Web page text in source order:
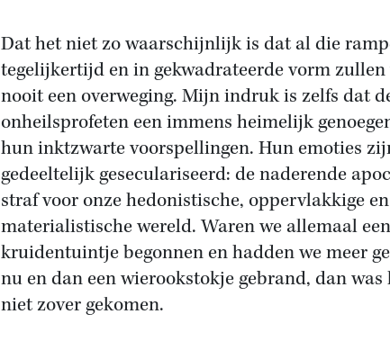
Dat het niet zo waarschijnlijk is dat al die
tegelijkertijd en in gekwadrateerde vorm
nooit een overweging. Mijn indruk is zelfs dat
onheilsprofeten een immens heimelijk
hun inktzwarte voorspellingen. Hun emoties
gedeeltelijk geseculariseerd: de naderende
straf voor onze hedonistische, oppervlakkige en
materialistische wereld. Waren we allemaal
kruidentuintje begonnen en hadden we meer
nu en dan een wierookstokje gebrand, dan was
niet zover gekomen.